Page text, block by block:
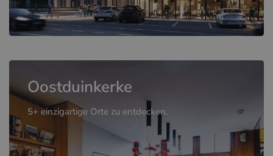
Oostduinkerke
5+ einzigartige Orte zu entdecken.